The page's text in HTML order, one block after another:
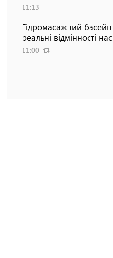
11:13
Гідромасажний басейн
реальні відмінності
11:00